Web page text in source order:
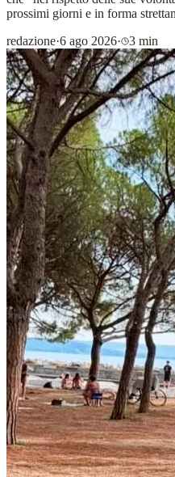
prossimi giorni e in forma
redazione·6 ago 2026· 3 min